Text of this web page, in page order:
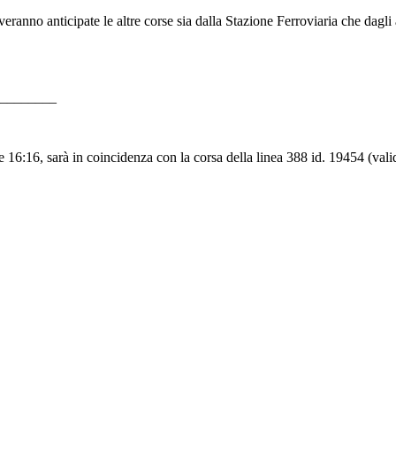
anticipate le altre corse sia dalla Stazione Ferroviaria che
sarà in coincidenza con la corsa della linea 388 id. 19454